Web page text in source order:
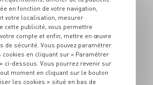
20 min 30 min
en fonction de votre navigation,
votre localisation, mesurer
cette publicité, vous permettre
votre compte et enfin, mettre en œuvre
de sécurité. Vous pouvez paramétrer
cookies en cliquant sur « Paramétrer
ci-dessous. Vous pourrez revenir sur
moment en cliquant sur le bouton
les cookies » situé en bas de